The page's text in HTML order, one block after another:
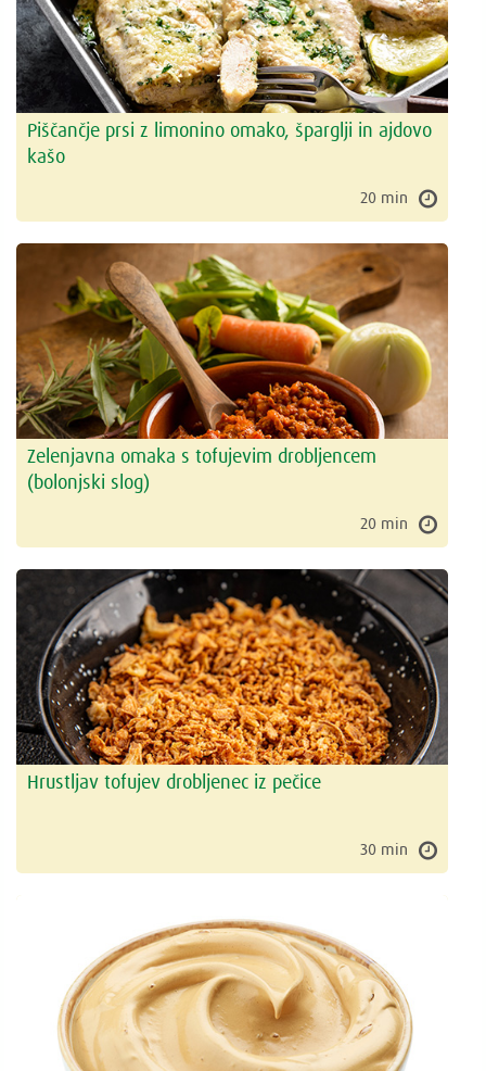
Piščančje prsi z limonino omako, šparglji in ajdovo
kašo
20 min
Zelenjavna omaka s tofujevim drobljencem
(bolonjski slog)
20 min
Hrustljav tofujev drobljenec iz pečice
30 min